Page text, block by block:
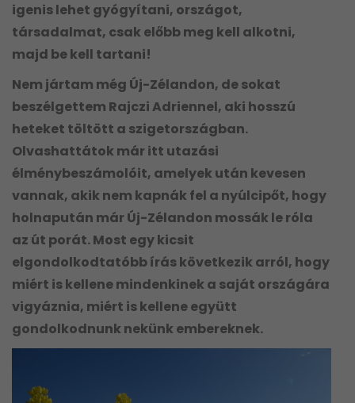
igenis lehet gyógyítani, országot,
társadalmat, csak előbb meg kell alkotni,
majd be kell tartani!
Nem jártam még Új-Zélandon, de sokat
beszélgettem Rajczi Adriennel, aki hosszú
heteket töltött a szigetországban.
Olvashattátok már itt utazási
élménybeszámolóit, amelyek után kevesen
vannak, akik nem kapnák fel a nyúlcipőt, hogy
holnapután már Új-Zélandon mossák le róla
az út porát. Most egy kicsit
elgondolkodtatóbb írás következik arról, hogy
miért is kellene mindenkinek a saját országára
vigyáznia, miért is kellene együtt
gondolkodnunk nekünk embereknek.